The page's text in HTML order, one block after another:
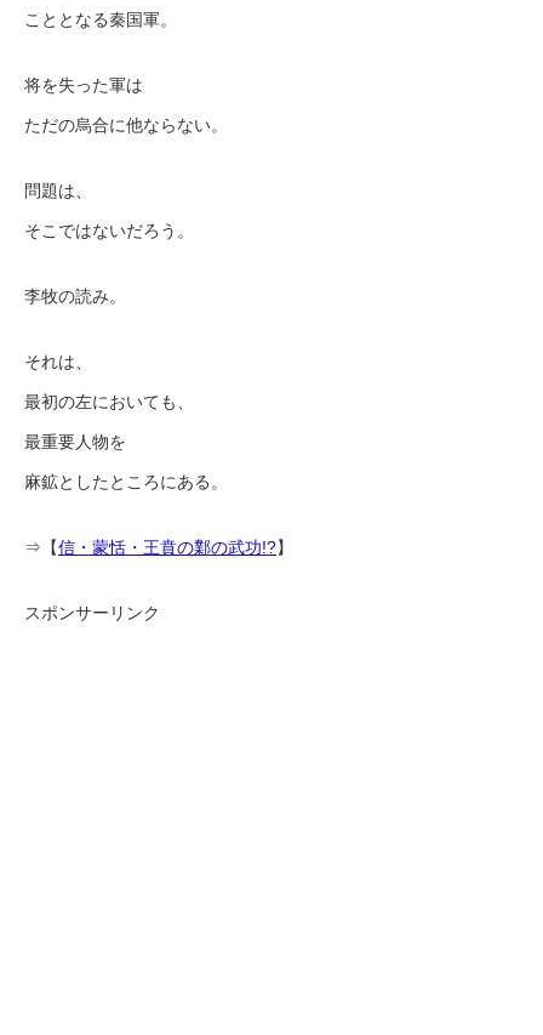
こととなる秦国軍。
将を失った軍は
ただの烏合に他ならない。
問題は、
そこではないだろう。
李牧の読み。
それは、
最初の左においても、
最重要人物を
麻鉱としたところにある。
⇒【信・蒙恬・王賁の鄴の武功!?】
スポンサーリンク